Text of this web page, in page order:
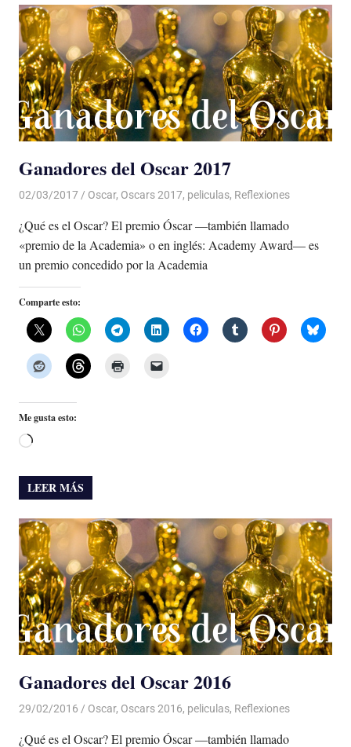
Ganadores del Oscar 2017
02/03/2017 Luis Castellanos
Oscar, Oscars 2017, peliculas, Reflexiones
¿Qué es el Oscar? El premio Óscar —también llamado
«premio de la Academia» o en inglés: Academy Award— es
un premio concedido por la Academia
Comparte esto:
Me gusta esto:
Cargando...
LEER MÁS
Ganadores del Oscar 2016
29/02/2016 Luis Castellanos
Oscar, Oscars 2016, peliculas, Reflexiones
¿Qué es el Oscar? El premio Óscar —también llamado